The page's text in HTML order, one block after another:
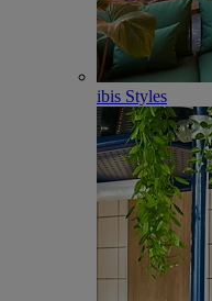
ibis Styles